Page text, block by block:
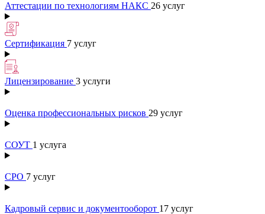
Аттестации по технологиям НАКС 26 услуг
Сертификация 7 услуг
Лицензирование 3 услуги
Оценка профессиональных рисков 29 услуг
СОУТ 1 услуга
СРО 7 услуг
Кадровый сервис и документооборот 17 услуг